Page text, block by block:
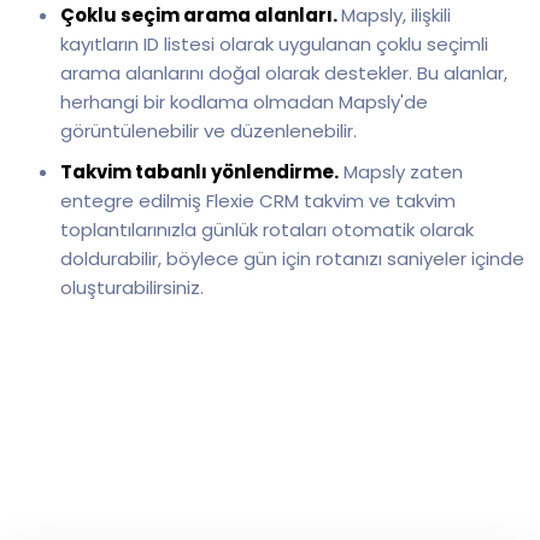
Çoklu seçim arama alanları.Mapsly, ilişkili
kayıtların ID listesi olarak uygulanan çoklu seçimli
arama alanlarını doğal olarak destekler. Bu alanlar,
herhangi bir kodlama olmadan Mapsly'de
görüntülenebilir ve düzenlenebilir.
Takvim tabanlı yönlendirme.Mapsly zaten
entegre edilmiş Flexie CRM takvim ve takvim
toplantılarınızla günlük rotaları otomatik olarak
doldurabilir, böylece gün için rotanızı saniyeler içinde
oluşturabilirsiniz.